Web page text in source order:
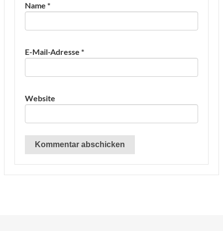
Name *
E-Mail-Adresse *
Website